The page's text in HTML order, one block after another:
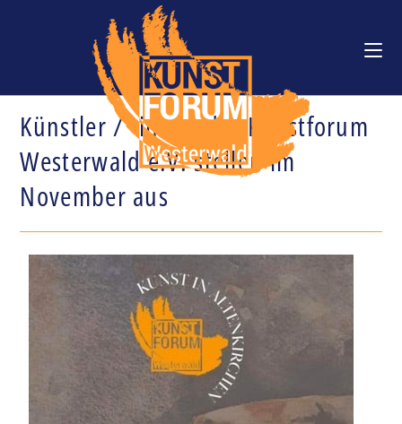
Künstler / -innen des Kunstforum
Westerwald e.V. stellen im
November aus